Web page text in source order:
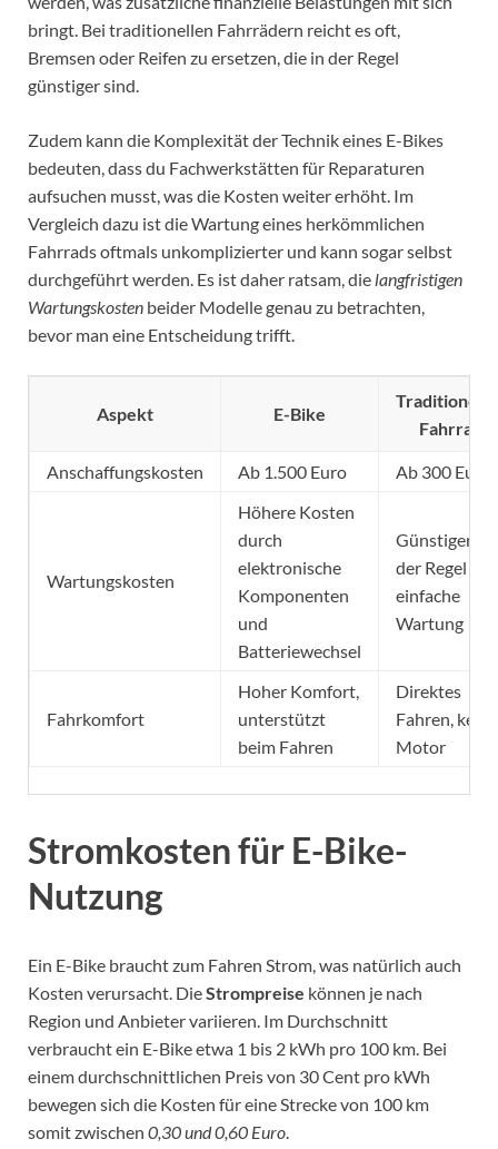
bringt. Bei traditionellen Fahrrädern reicht es oft,
Bremsen oder Reifen zu ersetzen, die in der Regel
günstiger sind.
Zudem kann die Komplexität der Technik eines E-Bikes
bedeuten, dass du Fachwerkstätten für Reparaturen
aufsuchen musst, was die Kosten weiter erhöht. Im
Vergleich dazu ist die Wartung eines herkömmlichen
Fahrrads oftmals unkomplizierter und kann sogar selbst
durchgeführt werden. Es ist daher ratsam, die langfristigen
Wartungskosten beider Modelle genau zu betrachten,
bevor man eine Entscheidung trifft.
Aspekt E-Bike
Fahrrad
Anschaffungskosten Ab 1.500 Euro Ab 300 Euro
Wartungskosten
Höhere Kosten
durch
elektronische
Komponenten
und
Batteriewechsel
Günstiger, in
der Regel
einfache
Wartung
Fahrkomfort
Hoher Komfort,
unterstützt
beim Fahren
Direktes
Fahren, kein
Motor
Stromkosten für E-Bike-
Nutzung
Ein E-Bike braucht zum Fahren Strom, was natürlich auch
Kosten verursacht. DieStrompreise können je nach
Region und Anbieter variieren. Im Durchschnitt
verbraucht ein E-Bike etwa 1 bis 2 kWh pro 100 km. Bei
einem durchschnittlichen Preis von 30 Cent pro kWh
bewegen sich die Kosten für eine Strecke von 100 km
somit zwischen 0,30 und 0,60 Euro